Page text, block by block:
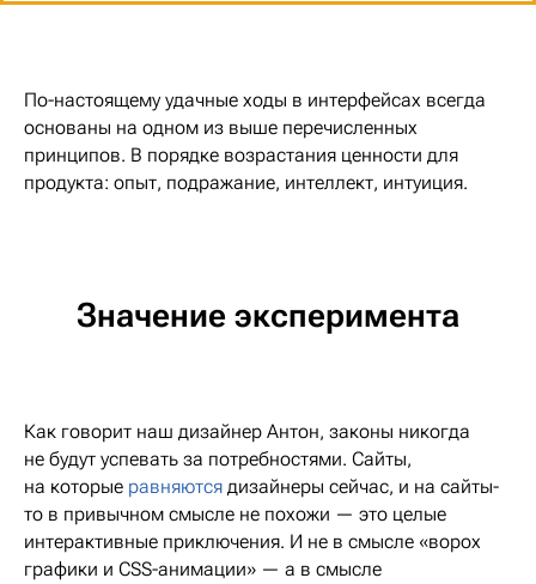
По-настоящему удачные ходы в интерфейсах всегда
основаны на одном из выше перечисленных
принципов. В порядке возрастания ценности для
продукта: опыт, подражание, интеллект, интуиция.
Значение эксперимента
Как говорит наш дизайнер Антон, законы никогда
не будут успевать за потребностями. Сайты,
на которые равняются дизайнеры сейчас, и на сайты-
то в привычном смысле не похожи — это целые
интерактивные приключения. И не в смысле «ворох
графики и CSS-анимации» — а в смысле